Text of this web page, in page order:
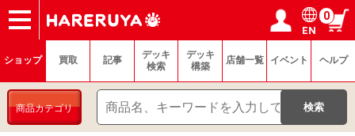
ショップ
買取
記事
デッキ検索
デッキ構築
選手一覧
店舗一覧
イベント
ヘルプ
お問い合わせ ログイン／会員登録
マイページ
EN
0
ショップ 買取 記事
デッキ
検索
デッキ
構築
店舗一覧 イベント ヘルプ
商品カテゴリ